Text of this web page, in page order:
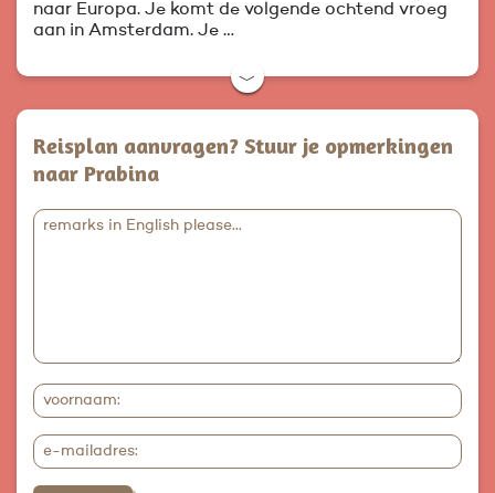
naar Europa. Je komt de volgende ochtend vroeg
aan in Amsterdam. Je …
﹀
Reisplan aanvragen? Stuur je opmerkingen
naar Prabina